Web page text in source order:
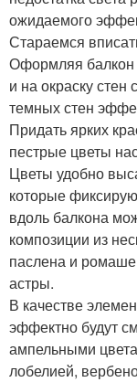
ожидаемого
Стараемся
Оформляя балкон
и на окраску
темных стен
Придать ярких
пестрые цветы
Цветы удобно
которые
вдоль балкона
композиции из
паслена и
астры.
В качестве
эффектно будут
ампельными
лобелией,